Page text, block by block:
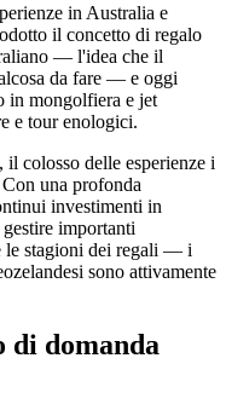
in Australia e
il concetto di regalo
— l'idea che il
da fare — e oggi
in mongolfiera e jet
e tour enologici.
colosso delle esperienze i
una profonda
investimenti in
importanti
le stagioni dei regali — i
sono attivamente
di domanda